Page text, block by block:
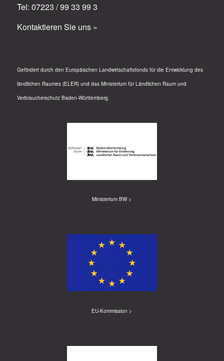
Tel: 07223 / 99 33 99 3
Kontaktieren Sie uns »
Gefördert durch den Europäischen Landwirtschaftsfonds für die Entwicklung des
ländlichen Raumes (ELER) und das Ministerium für Ländlichen Raum und
Verbraucherschutz Baden-Württemberg.
Ministerium BW >
EU-Kommission >